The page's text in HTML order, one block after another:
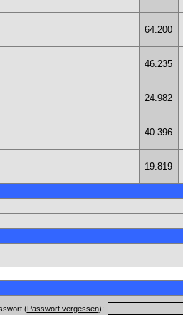
64.200
46.235
24.982
40.396
19.819
(Passwort vergessen):